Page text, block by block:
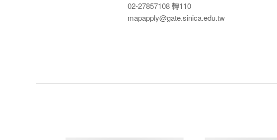
02-27857108 轉110
mapapply@gate.sinica.edu.tw